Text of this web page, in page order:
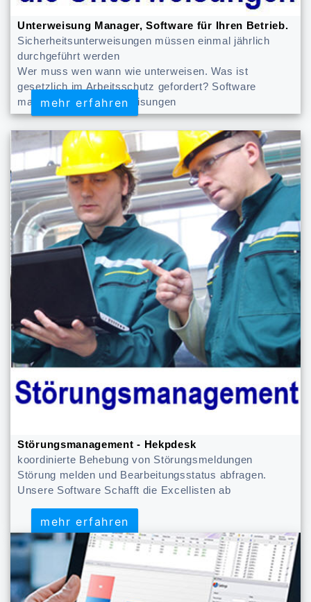
Unterweisung Manager, Software für Ihren Betrieb.
Sicherheitsunterweisungen müssen einmal jährlich
durchgeführt werden
Wer muss wen wann wie unterweisen. Was ist
gesetzlich im Arbeitsschutz gefordert? Software
managt alle die Unterweisungen
mehr erfahren
mehr erfahren
Störungsmanagement - Hekpdesk
koordinierte Behebung von Störungsmeldungen
Störung melden und Bearbeitungsstatus abfragen.
Unsere Software Schafft die Excellisten ab
mehr erfahren
mehr erfahren